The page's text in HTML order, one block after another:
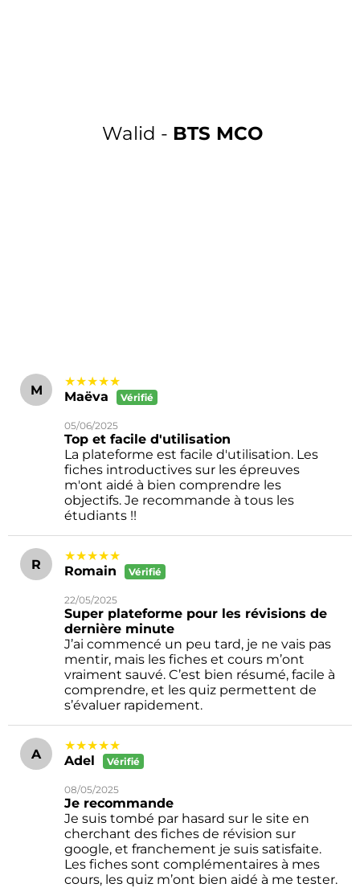
Walid - BTS MCO
M
★★★★★
Maëva
Vérifié
05/06/2025
Top et facile d'utilisation
La plateforme est facile d'utilisation. Les
fiches introductives sur les épreuves
m'ont aidé à bien comprendre les
objectifs. Je recommande à tous les
étudiants !!
R
★★★★★
Romain
Vérifié
22/05/2025
Super plateforme pour les révisions de
dernière minute
J’ai commencé un peu tard, je ne vais pas
mentir, mais les fiches et cours m’ont
vraiment sauvé. C’est bien résumé, facile à
comprendre, et les quiz permettent de
s’évaluer rapidement.
A
★★★★★
Adel
Vérifié
08/05/2025
Je recommande
Je suis tombé par hasard sur le site en
cherchant des fiches de révision sur
google, et franchement je suis satisfaite.
Les fiches sont complémentaires à mes
cours, les quiz m’ont bien aidé à me tester.